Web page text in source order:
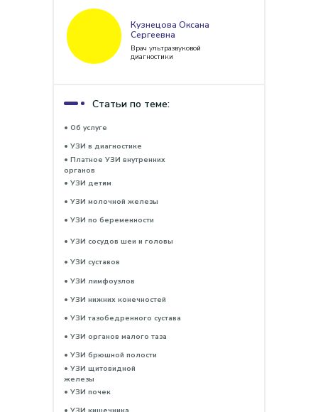
Кузнецова Оксана
Сергеевна
Врач ультразвуковой
диагностики
Статьи по теме:
• Об услуге
• УЗИ в диагностике
• Платное УЗИ внутренних
органов
• УЗИ детям
• УЗИ молочной железы
• УЗИ по беременности
• УЗИ сосудов шеи и головы
• УЗИ щитовидной
железы
• УЗИ лимфоузлов
• УЗИ суставов
• УЗИ тазобедренного сустава
• УЗИ брюшной полости
• УЗИ органов малого таза
• УЗИ почек
• УЗИ нижних конечностей